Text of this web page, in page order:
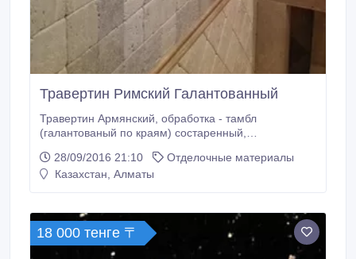
Травертин Римский Галантованный
Травертин Армянский, обработка - тамбл
(галантованый по краям) состаренный,
имитирует древние камни из которых выложены
города Греции и Италии. Он замечательно
28/09/2016 21:10
Отделочные материалы
Казахстан, Алматы
18 000 тенге 〒